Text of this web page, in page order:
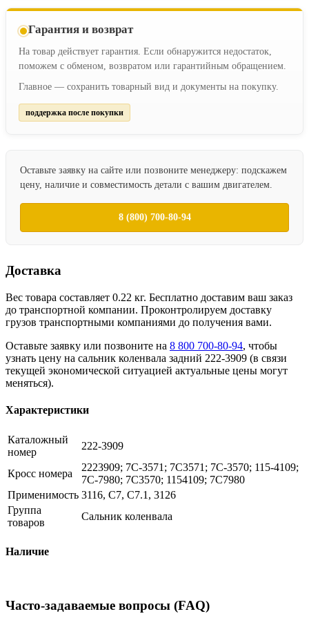
Гарантия и возврат
На товар действует гарантия. Если обнаружится недостаток,
поможем с обменом, возвратом или гарантийным обращением.
Главное — сохранить товарный вид и документы на покупку.
поддержка после покупки
Оставьте заявку на сайте или позвоните менеджеру: подскажем
цену, наличие и совместимость детали с вашим двигателем.
8 (800) 700-80-94
Доставка
Вес товара составляет 0.22 кг. Бесплатно доставим ваш заказ
до транспортной компании. Проконтролируем доставку
грузов транспортными компаниями до получения вами.
Оставьте заявку или позвоните на 8 800 700-80-94, чтобы
узнать цену на сальник коленвала задний 222-3909 (в связи
текущей экономической ситуацией актуальные цены могут
меняться).
Характеристики
Каталожный
номер
222-3909
Кросс номера
2223909; 7C-3571; 7C3571; 7C-3570; 115-4109;
7C-7980; 7C3570; 1154109; 7C7980
Применимость 3116, C7, C7.1, 3126
Группа
товаров
Сальник коленвала
Наличие
Часто-задаваемые вопросы (FAQ)